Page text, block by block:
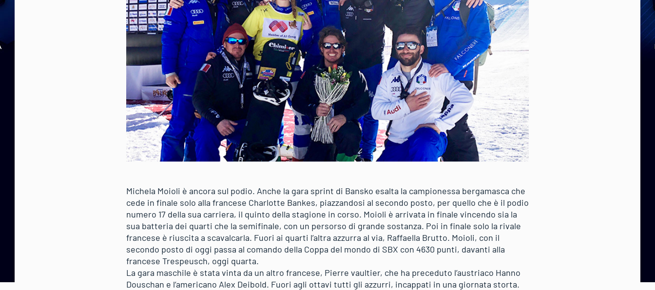
Michela Moioli è ancora sul podio. Anche la gara sprint di Bansko esalta la campionessa bergamasca che
cede in finale solo alla francese Charlotte Bankes, piazzandosi al secondo posto, per quello che è il podio
numero 17 della sua carriera, il quinto della stagione in corso. Moioli è arrivata in finale vincendo sia la
sua batteria dei quarti che la semifinale, con un persorso di grande sostanza. Poi in finale solo la rivale
francese è riuscita a scavalcarla. Fuori ai quarti l’altra azzurra al via, Raffaella Brutto. Moioli, con il
secondo posto di oggi passa al comando della Coppa del mondo di SBX con 4630 punti, davanti alla
francese Trespeusch, oggi quarta.
La gara maschile è stata vinta da un altro francese, Pierre vaultier, che ha preceduto l’austriaco Hanno
Douschan e l’americano Alex Deibold. Fuori agli ottavi tutti gli azzurri, incappati in una giornata storta.